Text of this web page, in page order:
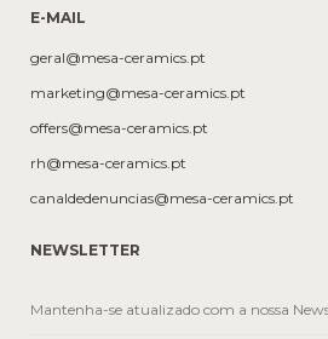
E-MAIL
geral@mesa-ceramics.pt
marketing@mesa-ceramics.pt
offers@mesa-ceramics.pt
rh@mesa-ceramics.pt
canaldedenuncias@mesa-ceramics.pt
NEWSLETTER